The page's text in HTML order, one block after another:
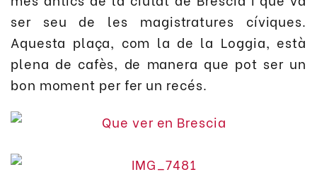
ser seu de les magistratures cíviques.
Aquesta plaça, com la de la Loggia, està
plena de cafès, de manera que pot ser un
bon moment per fer un recés.